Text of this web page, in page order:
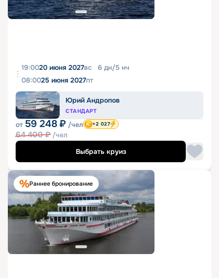
19:0020 июня 2027вс 6 дн/5 нч
08:0025 июня 2027пт
Юрий Андропов
СТАНДАРТ
от 59 248 ₽ /чел
64 400₽ /чел
+2 027
Выбрать круиз
Раннее бронирование